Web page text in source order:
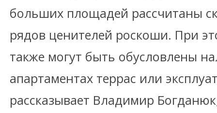
больших площадей рассчитаны
рядов ценителей роскоши. При
также могут быть обусловлены
апартаментах террас или
рассказывает Владимир